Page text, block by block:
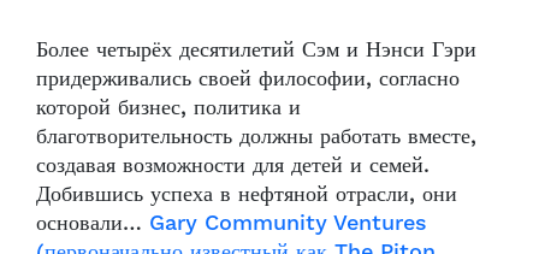
Более четырёх десятилетий Сэм и Нэнси Гэри
придерживались своей философии, согласно
которой бизнес, политика и
благотворительность должны работать вместе,
создавая возможности для детей и семей.
Добившись успеха в нефтяной отрасли, они
основали… Gary Community Ventures